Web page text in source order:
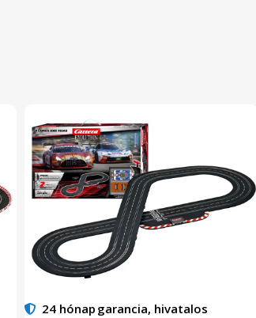
24 hónap garancia, hivatalos